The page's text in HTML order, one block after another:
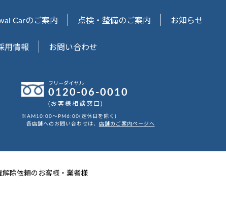
Carのご案内 点検・整備のご案内 お知らせ
用情報 お問い合わせ
フリーダイヤル
0120-06-0010
(お客様相談窓口)
※AM10:00～PM6:00(定休日を除く)
各店舗へのお問い合わせは、 店舗のご案内ページへ
除依頼のお客様・業者様